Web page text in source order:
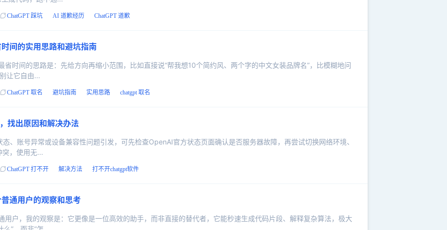
ChatGPT 踩坑 AI 道歉经历 ChatGPT 道歉
间的实用思路和避坑指南
时间的思路是：先给方向再缩小范围，比如直接说“帮我想10个简约风、两个字的中文女装品牌名”，比模糊地问
让它自由...
ChatGPT 取名 避坑指南 实用思路 chatgpt 取名
找出原因和解决办法
、账号异常或设备兼容性问题引发，可先检查OpenAI官方状态页面确认是否服务器故障，再尝试切换网络环境、
突，使用无...
ChatGPT 打不开 解决方法 打不开chatgpt软件
通用户的观察和思考
用户，我的观察是：它更像是一位高效的助手，而非直接的替代者，它能秒速生成代码片段、解释复杂算法，极大